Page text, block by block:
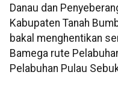
Danau dan
Kabupaten Tanah
bakal menghentikan
Bamega rute
Pelabuhan Pulau